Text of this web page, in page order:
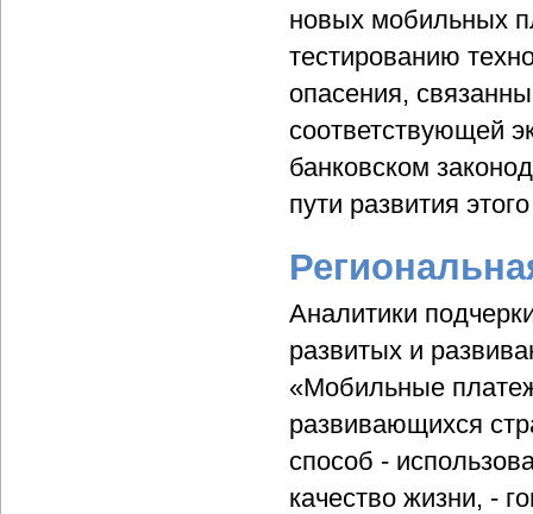
новых мобильных
тестированию
опасения,
соответствующей
банковском
пути развития
Аналитики
развитых и
«Мобильные
развивающихся
способ -
качество жизни, -